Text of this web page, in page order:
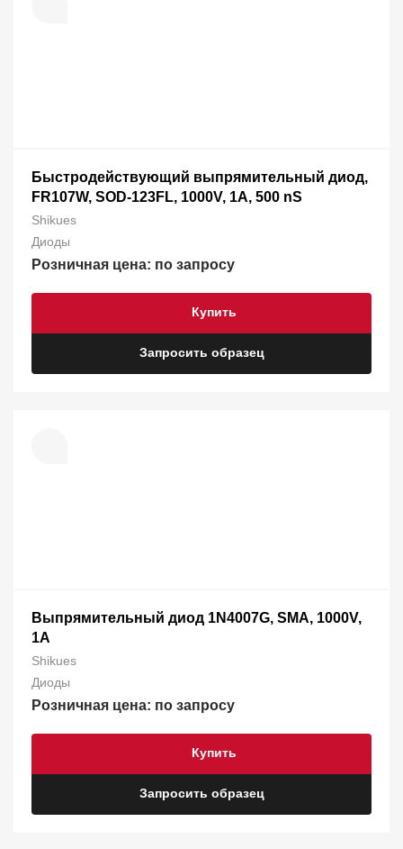
Быстродействующий выпрямительный диод,
FR107W, SOD-123FL, 1000V, 1А, 500 nS
Shikues
Диоды
Розничная цена: по запросу
Запросить образец
Купить
Выпрямительный диод 1N4007G, SMA, 1000V,
1А
Shikues
Диоды
Розничная цена: по запросу
Запросить образец
Купить